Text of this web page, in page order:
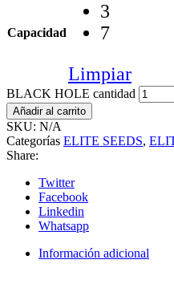
Capacidad
3
7
Limpiar
BLACK HOLE cantidad
Añadir al carrito
SKU: N/A
Categorías ELITE SEEDS,
Share:
Twitter
Facebook
Linkedin
Whatsapp
Información adicional